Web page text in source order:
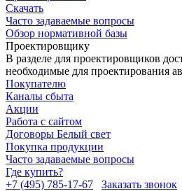
Скачать
Часто задаваемые вопросы
Обзор нормативной базы
Проектировщику
В разделе для проектировщиков
необходимые для проектирования
Покупателю
Каналы сбыта
Акции
Работа с сайтом
Договоры Белый свет
Покупка продукции
Часто задаваемые вопросы
Где купить?
+7 (495) 785-17-67
Заказать звонок